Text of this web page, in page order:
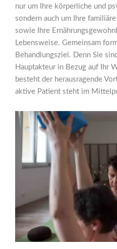
nur um Ihre körperliche und
sondern auch um Ihre
sowie Ihre
Lebensweise. Gemeinsam
Behandlungsziel. Denn Sie
Hauptakteur in Bezug auf Ihr
besteht der herausragende
aktive Patient steht im